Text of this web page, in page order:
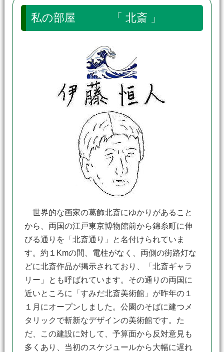
私の部屋 「 北斎 」
世界的な画家の葛飾北斎にゆかりがあること
から、両国の江戸東京博物館前から錦糸町に伸
びる通りを「北斎通り」と名付けられていま
す。約１Kmの間、電柱がなく、両側の街路灯な
どに北斎作品が掲示されており、「北斎ギャラ
リー」とも呼ばれています。その通りの両国に
近いところに「すみだ北斎美術館」が昨年の１
１月にオープンしました。公園のそばに建つメ
タリックで斬新なデザインの美術館です。た
だ、この建設に対して、予算面から反対意見も
多くあり、当初のスケジュールから大幅に遅れ